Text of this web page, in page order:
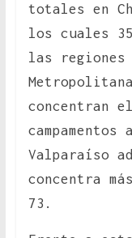
totales en
los cuales
las regiones
concentran
Valparaíso
concentra
73.